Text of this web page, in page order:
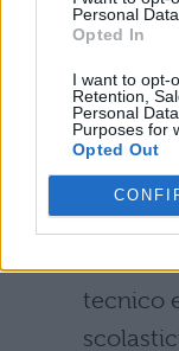
Personal
Opted In
I want to opt-
Retention,
Personal
Purposes for
Opted Out
assistiti
ultimi
sarà
tecnico